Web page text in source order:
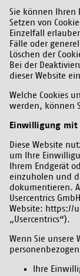
Sie können Ihren
Setzen von
Einzelfall
Fälle oder
Löschen der
Bei der
dieser Website
Welche Cookies
werden, können
Einwilligung mit
Diese Website
um Ihre
Ihrem Endgerät
einzuholen und
dokumentieren.
Usercentrics
Website: https://
„Usercentrics“).
Wenn Sie unsere
Ihre